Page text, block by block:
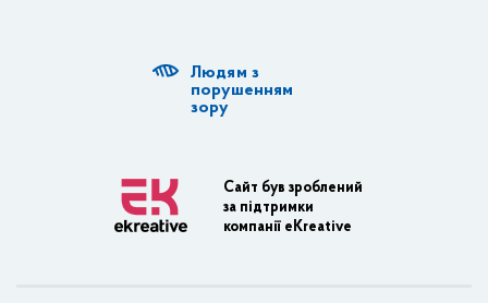
Діяльність ОДА
Транспортна інфраструктура
Людям з
порушенням
зору
Сайт був зроблений
за підтримки
компанії eKreative